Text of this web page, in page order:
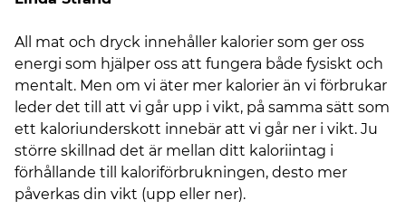
All mat och dryck innehåller kalorier som ger oss
energi som hjälper oss att fungera både fysiskt och
mentalt. Men om vi äter mer kalorier än vi förbrukar
leder det till att vi går upp i vikt, på samma sätt som
ett kaloriunderskott innebär att vi går ner i vikt. Ju
större skillnad det är mellan ditt kaloriintag i
förhållande till kaloriförbrukningen, desto mer
påverkas din vikt (upp eller ner).